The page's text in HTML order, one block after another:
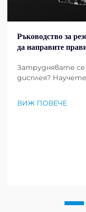
Ръководство за
да направите
Затруднявате се
дисплея?
ВИЖ ПОВЕЧЕ